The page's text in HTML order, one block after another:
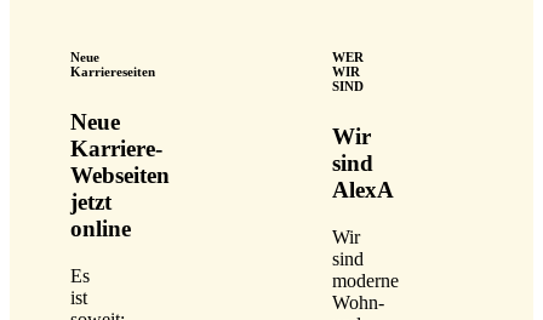
Neue
Karriereseiten
Neue
Karriere-
Webseiten
jetzt
online
Es
ist
WER
WIR
SIND
Wir
sind
AlexA
Wir
sind
moderne
Wohn-